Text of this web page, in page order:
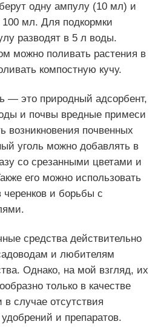
одну ампулу (10 мл) и
мл. Для подкормки
разводят в 5 л воды.
можно поливать растения в
компостную кучу.
— это природный адсорбент,
и почвы вредные примеси
возникновения почвенных
уголь можно добавлять в
со срезанными цветами и
его можно использовать
черенков и борьбы с
средства действительно
и любителям
Однако, на мой взгляд, их
только в качестве
случае отсутствия
и препаратов.